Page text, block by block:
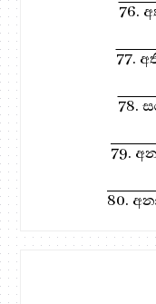
76.
77.
78.
79.
80.